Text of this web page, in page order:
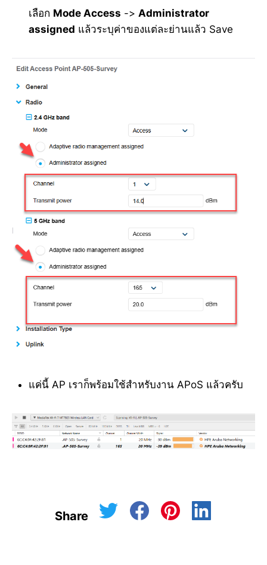
เลือก Mode Access -> Administrator
assigned แล้วระบุค่าของแต่ละย่านแล้ว Save
แค่นี้ AP เราก็พร้อมใช้สำหรับงาน APoS แล้วครับ
Share